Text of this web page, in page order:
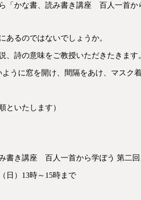
「かな書、読み書き講座 百人一首か
あるのではないでしょうか。
、詩の意味をご教授いただきたきます
うに窓を開け、間隔をあけ、マスク
といたします）
書き講座 百人一首から学ぼう 第二回
日）13時～15時まで